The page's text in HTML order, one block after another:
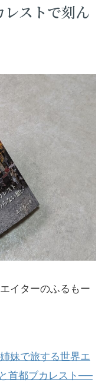
ストで刻ん
イターのふるもー
姉妹で旅する世界エ
首都ブカレスト──